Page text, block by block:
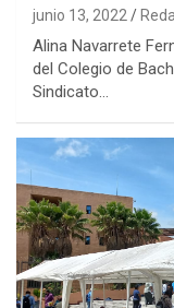
junio 13, 2022
Alina Navarrete
del Colegio de
Sindicato…